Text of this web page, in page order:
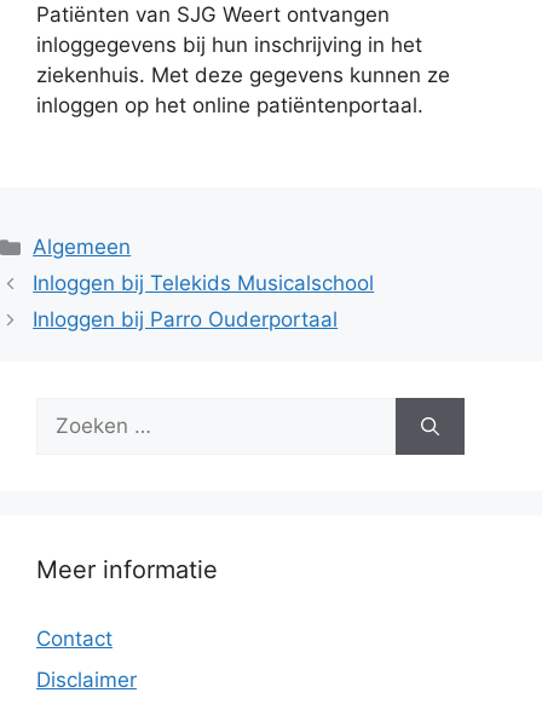
Patiënten van SJG Weert ontvangen
inloggegevens bij hun inschrijving in het
ziekenhuis. Met deze gegevens kunnen ze
inloggen op het online patiëntenportaal.
Categorieën
Algemeen
Inloggen bij Telekids Musicalschool
Inloggen bij Parro Ouderportaal
Zoek
Meer informatie
Contact
Disclaimer